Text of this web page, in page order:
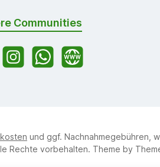
Communities
InstagramWhatsAppWebsite
und ggf. Nachnahmegebühren,
Rechte vorbehalten. Theme by